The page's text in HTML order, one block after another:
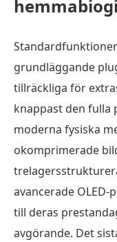
grundläggande
tillräckliga för
knappast den fulla
moderna fysiska
okomprimerade
avancerade
till deras
avgörande. Det